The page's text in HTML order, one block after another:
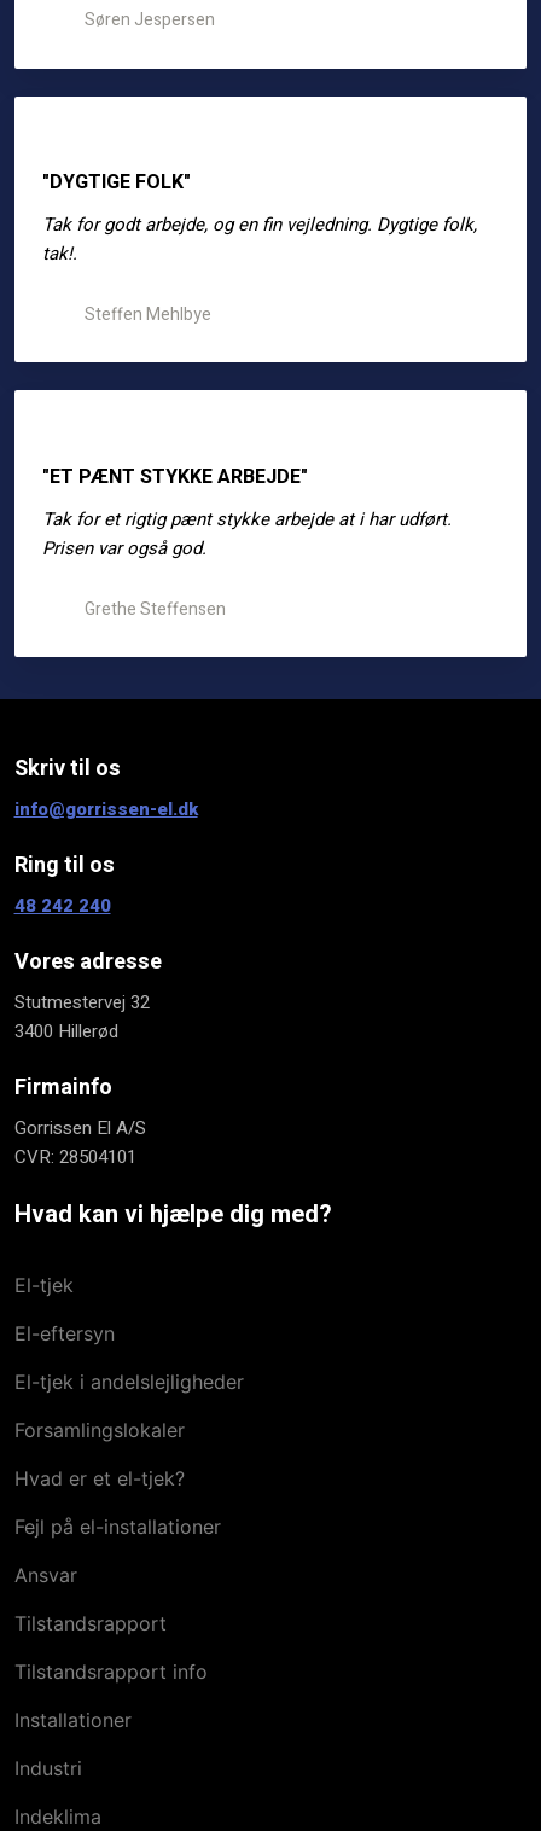
Søren Jespersen
"DYGTIGE FOLK"
Tak for godt arbejde, og en fin vejledning. Dygtige folk,
tak!.
Steffen Mehlbye
"ET PÆNT STYKKE ARBEJDE"
Tak for et rigtig pænt stykke arbejde at i har udført.
Prisen var også god.
Grethe Steffensen
Skriv til os​
info@gorrissen-el.dk
Ring til os
48 242 240​
Vores adresse
​Stutmestervej 32
3400 Hillerød
Firmainfo
Gorrissen El A/S
CVR: 28504101
Hvad kan vi hjælpe dig med?
El-tjek
El-eftersyn
El-tjek i andelslejligheder
Forsamlingslokaler
Hvad er et el-tjek?
Fejl på el-installationer
Ansvar
Tilstandsrapport
Tilstandsrapport info
Installationer
Industri
Indeklima